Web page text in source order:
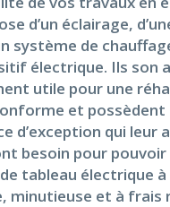
d’un éclairage,
système de
électrique. Ils son
utile pour une
et possèdent
d’exception qui
besoin pour
tableau électrique
minutieuse et à frais